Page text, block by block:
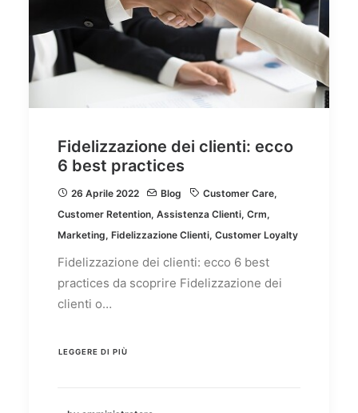
Fidelizzazione dei clienti: ecco
6 best practices
26 Aprile 2022 Blog Customer Care,
Customer Retention, Assistenza Clienti, Crm,
Marketing, Fidelizzazione Clienti, Customer Loyalty
Fidelizzazione dei clienti: ecco 6 best
practices da scoprire Fidelizzazione dei
clienti o…
LEGGERE DI PIÙ